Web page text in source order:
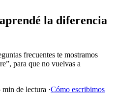
la diferencia
frecuentes te mostramos
para que no vuelvas a
min de lectura ·Cómo escribimos